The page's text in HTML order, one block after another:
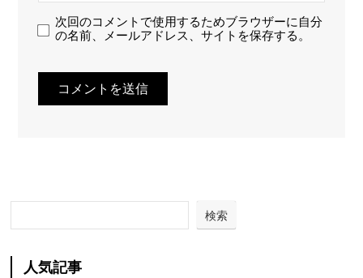
次回のコメントで使用するためブラウザーに自分
の名前、メールアドレス、サイトを保存する。
検索
人気記事